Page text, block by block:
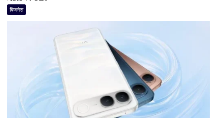
5G
दस्तक!
8000mAh
बैटरी,
7-
इंच
डिस्प्ले
बिजनेस